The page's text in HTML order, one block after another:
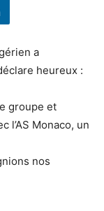
a
heureux :
groupe et
l’AS Monaco, un
nos